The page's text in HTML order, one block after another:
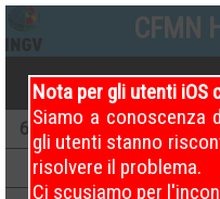
CFMN
Nota per gli utenti iOS
Siamo a conoscenza
gli utenti stanno
risolvere il problema.
Ci scusiamo per
6 /8/202600 – 04
5 /8/202604 – 08